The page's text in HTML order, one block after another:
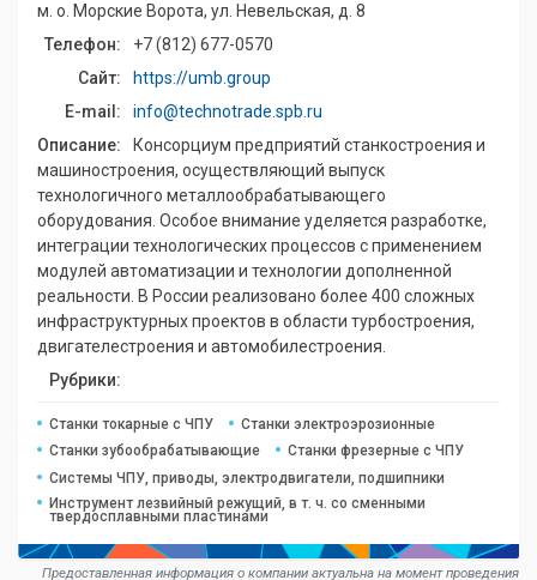
м. о. Морские Ворота, ул. Невельская, д. 8
Телефон:
+7 (812) 677-0570
Сайт:
https://umb.group
E-mail:
info@technotrade.spb.ru
Описание:
Консорциум предприятий станкостроения и
машиностроения, осуществляющий выпуск
технологичного металлообрабатывающего
оборудования. Особое внимание уделяется разработке,
интеграции технологических процессов с применением
модулей автоматизации и технологии дополненной
реальности. В России реализовано более 400 сложных
инфраструктурных проектов в области турбостроения,
двигателестроения и автомобилестроения.
Рубрики:
Станки токарные с ЧПУ
Станки электроэрозионные
Станки зубообрабатывающие
Станки фрезерные с ЧПУ
Системы ЧПУ, приводы, электродвигатели, подшипники
Инструмент лезвийный режущий, в т. ч. со сменными
твердосплавными пластинами
Предоставленная информация о компании актуальна на момент проведения